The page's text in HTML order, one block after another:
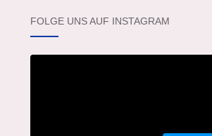
FOLGE UNS AUF INSTAGRAM